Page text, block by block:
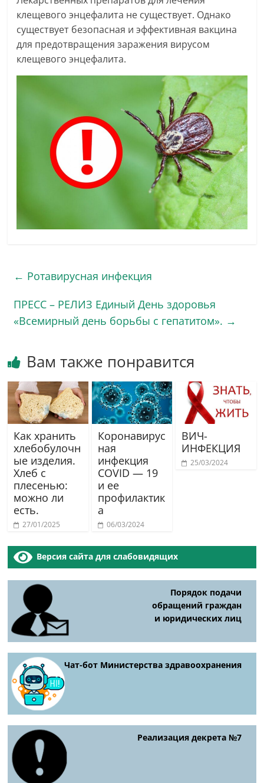
клещевого энцефалита не существует. Однако
существует безопасная и эффективная вакцина
для предотвращения заражения вирусом
клещевого энцефалита.
← Ротавирусная инфекция
ПРЕСС – РЕЛИЗ Единый День здоровья
«Всемирный день борьбы с гепатитом». →
Вам также понравится
Как хранить
хлебобулочн
ые изделия.
Хлеб с
плесенью:
можно ли
есть.
27/01/2025
Коронавирус
ная
инфекция
COVID — 19
и ее
профилактик
а
06/03/2024
ВИЧ-
ИНФЕКЦИЯ
25/03/2024
Версия сайта для слабовидящих
Порядок подачи
обращений граждан
и юридических лиц
Чат-бот Министерства здравоохранения
Реализация декрета №7